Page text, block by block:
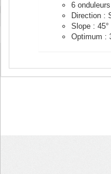
6 onduleurs
Direction :
Slope : 45°
Optimum :